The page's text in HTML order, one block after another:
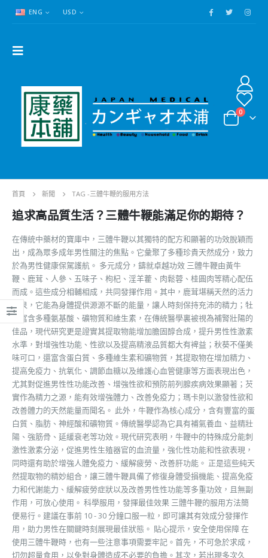
ENG USD
0
首頁 新聞 TAG -三體牛鞭的服用方法
追求高品質生活？三體牛鞭能滿足你的期待？
在傳統中藥材的寶庫中，三體牛鞭以其獨特的配方和顯著的功效脫穎而
出，成為眾多成年男性關注的焦點。它彙聚了多種珍貴天然成分，致力
於為男性健康保駕護航。 多元成分，鑄就卓越功效 三體牛鞭由黃牛
鞭、鹿茸、人參、五味子、枸杞、淫羊藿、肉鬆蓉、桂圓肉等精心配伍
而成。這些成分相輔相成，共同發揮作用。其中，鹿茸堪稱天然的活力
源泉，它能為身體提供源源不斷的能量，讓人時刻保持充沛的精力；牡
蠣富含多種氨基酸、礦物質和維生素，在傳統醫學裏被視為補腎壯陽的
佳品，現代研究更是證實其提取物能增加膽固醇合成，提升男性性激素
水準，對增強性功能、性欲以及提高精液品質都大有裨益；秋葵不僅美
味可口，還富含蛋白質、多種維生素和礦物質，其提取物在增加精力、
提高免疫力、抗氧化、調節血糖以及維護心血管健康等方面表現出色，
尤其對促進男性性功能改善、增強性欲和預防前列腺疾病效果顯著；芡
實作為精力之源，能有效增強體力、改善免疫力；瑪卡則以激發性欲和
改善體力的天然能量而聞名。 此外，牛鞭作為核心成分，含有豐富的蛋
白質、脂肪、神經酸和礦物質。傳統醫學認為它具有補氣養血、益精壯
陽、強筋骨、延緩衰老等功效。現代研究表明，牛鞭中的特殊成分能刺
激性激素分泌，促進男性生殖器官的血流量，強化性功能和性欲表現，
同時還有助於增強人體免疫力、緩解疲勞、改善肝功能。 正是這些純天
然提取物的精妙組合，讓三體牛鞭具備了修復身體受損機能、提高免疫
力和代謝能力、緩解疲勞症狀以及改善男性性功能等多重功效，且無副
作用，可放心使用。 科學服用，發揮最佳效果 三體牛鞭的服用方法簡
便易行。建議在事前 10 - 30 分鐘口服一粒，即可讓其有效成分發揮作
用，助力男性在關鍵時刻展現最佳狀態。 貼心提示，安全使用保障 在
使用三體牛鞭時，也有一些注意事項需要牢記。首先，不可急於求成，
切勿超量食用，以免對身體造成不必要的負擔。其次，若出現多次久